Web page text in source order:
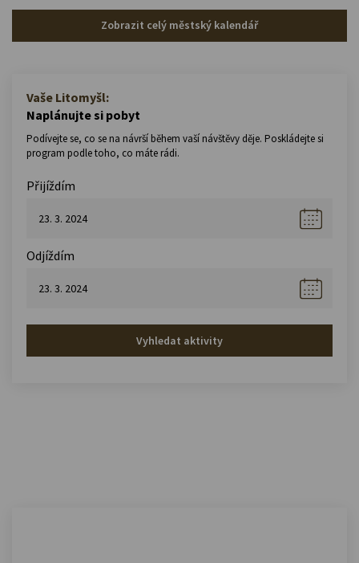
Zobrazit celý městský kalendář
Vaše Litomyšl:
Naplánujte si pobyt
Podívejte se, co se na návrší během vaší návštěvy děje. Poskládejte si
program podle toho, co máte rádi.
Přijíždím
Odjíždím
Vyhledat aktivity